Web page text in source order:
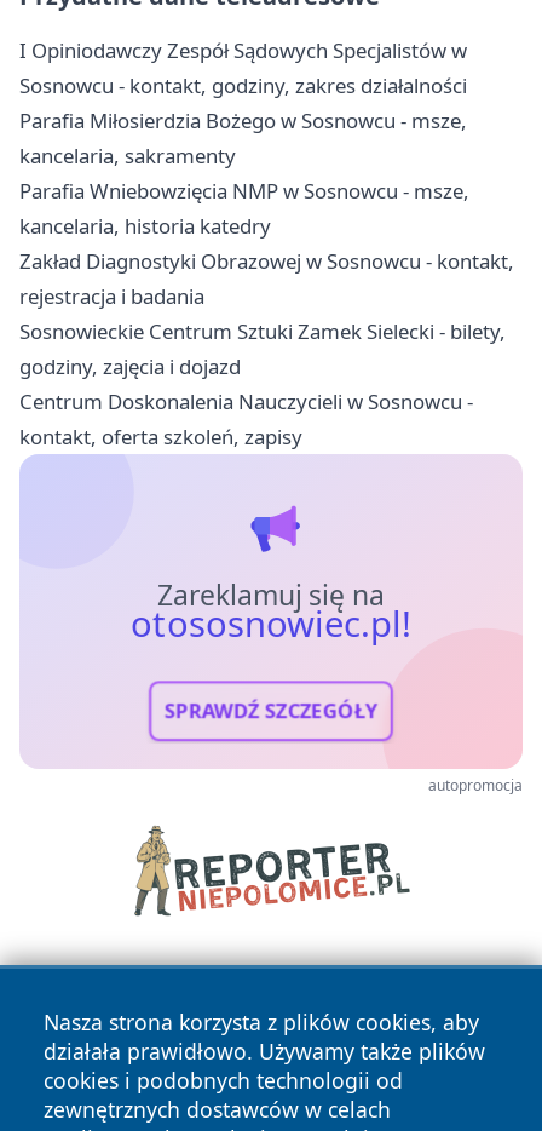
I Opiniodawczy Zespół Sądowych Specjalistów w
Sosnowcu - kontakt, godziny, zakres działalności
Parafia Miłosierdzia Bożego w Sosnowcu - msze,
kancelaria, sakramenty
Parafia Wniebowzięcia NMP w Sosnowcu - msze,
kancelaria, historia katedry
Zakład Diagnostyki Obrazowej w Sosnowcu - kontakt,
rejestracja i badania
Sosnowieckie Centrum Sztuki Zamek Sielecki - bilety,
godziny, zajęcia i dojazd
Centrum Doskonalenia Nauczycieli w Sosnowcu -
kontakt, oferta szkoleń, zapisy
Zareklamuj się na
otososnowiec.pl!
SPRAWDŹ SZCZEGÓŁY
autopromocja
Nasza strona korzysta z plików cookies, aby
działała prawidłowo. Używamy także plików
cookies i podobnych technologii od
zewnętrznych dostawców w celach
Copyright © 2026 otososnowiec.pl Wszystkie prawa